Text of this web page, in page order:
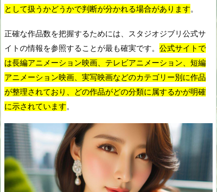
として扱うかどうかで判断が分かれる場合があります。
正確な作品数を把握するためには、スタジオジブリ公式サ
イトの情報を参照することが最も確実です。 公式サイトで
は長編アニメーション映画、テレビアニメーション、短編
アニメーション映画、実写映画などのカテゴリー別に作品
が整理されており、どの作品がどの分類に属するかが明確
に示されています。